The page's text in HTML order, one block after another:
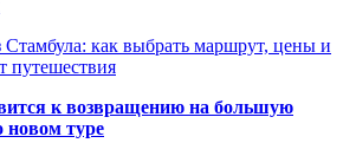
как выбрать маршрут, цены и
путешествия
к возвращению на большую
новом туре